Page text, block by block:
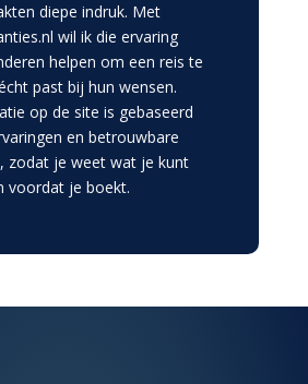
diepe indruk. Met
wil ik die ervaring
helpen om een reis te
past bij hun wensen.
op de site is gebaseerd
en betrouwbare
zodat je weet wat je kunt
voordat je boekt.